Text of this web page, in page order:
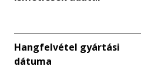
Hangfelvétel gyártási
dátuma